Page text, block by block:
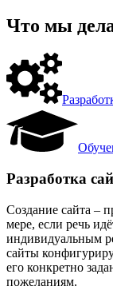
Что мы
Разработка
Создание сайта –
мере, если речь
индивидуальным
сайты
его конкретно
пожеланиям.